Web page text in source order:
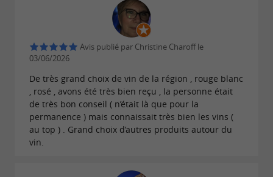
Avis publié par Christine Charoff le
03/06/2026
De très grand choix de vin de la région , rouge blanc
, rosé , avons été très bien reçu , la personne était
de très bon conseil ( n’était là que pour la
permanence ) mais connaissait très bien les vins (
au top ) . Grand choix d’autres produits autour du
vin.